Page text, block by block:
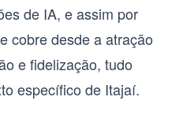
de IA, e assim por
cobre desde a atração
e fidelização, tudo
específico de Itajaí.